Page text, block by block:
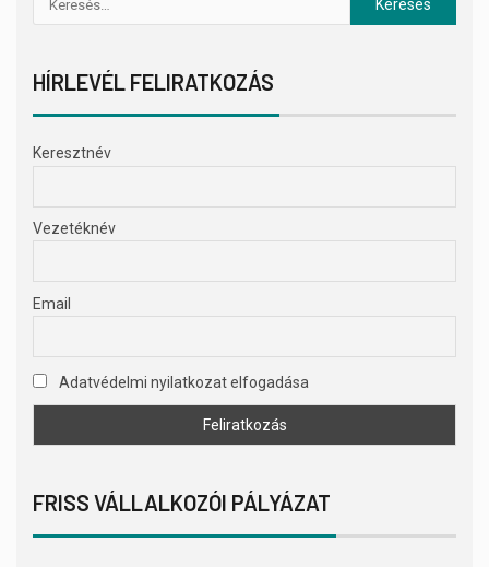
HÍRLEVÉL FELIRATKOZÁS
Keresztnév
Vezetéknév
Email
Adatvédelmi nyilatkozat elfogadása
FRISS VÁLLALKOZÓI PÁLYÁZAT